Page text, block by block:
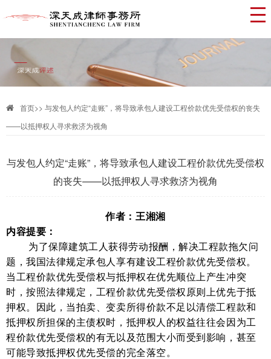
首页>> 与发包人约定“走账”，将导致承包人建设工程价款优先受偿权的丧失
——以抵押权人寻求救济为视角
与发包人约定“走账”，将导致承包人建设工程价款优先受偿权
的丧失——以抵押权人寻求救济为视角
作者：王湘湘
内容提要：
为了保障建筑工人获得劳动报酬，解决工程款拖欠问
题，我国法律规定承包人享有建设工程价款优先受偿权。
当工程价款优先受偿权与抵押权在优先顺位上产生冲突
时，按照法律规定，工程价款优先受偿权原则上优先于抵
押权。因此，当拍卖、变卖所得价款不足以清偿工程款和
抵押权所担保的主债权时，抵押权人的权益往往会因为工
程价款优先受偿权的有无以及范围大小而受到影响，甚至
可能导致抵押权优先受偿的完全落空。